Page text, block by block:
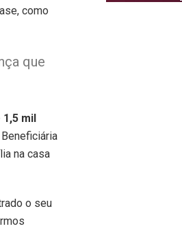
como
que
mil
na casa
o seu